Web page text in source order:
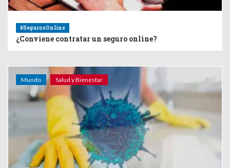
#SegurosOnline
¿Conviene contratar un seguro online?
Mundo Salud y Bienestar